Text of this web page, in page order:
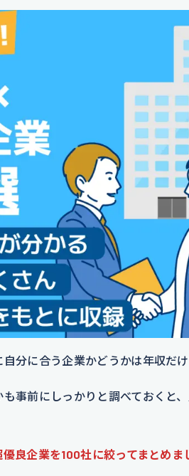
分に合う企業かどうかは年収だけ
事前にしっかりと調べておくと
良企業を100社に絞ってまとめま